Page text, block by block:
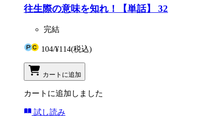
往生際の意味を知れ！【単話】 32
完結
104/¥114(税込)
カートに追加
カートに追加しました
試し読み